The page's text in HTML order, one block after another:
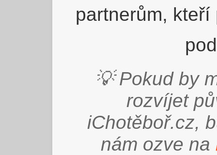
partnerům,
💡 Pokud by
rozvíjet
iChotěboř.cz,
nám ozve na